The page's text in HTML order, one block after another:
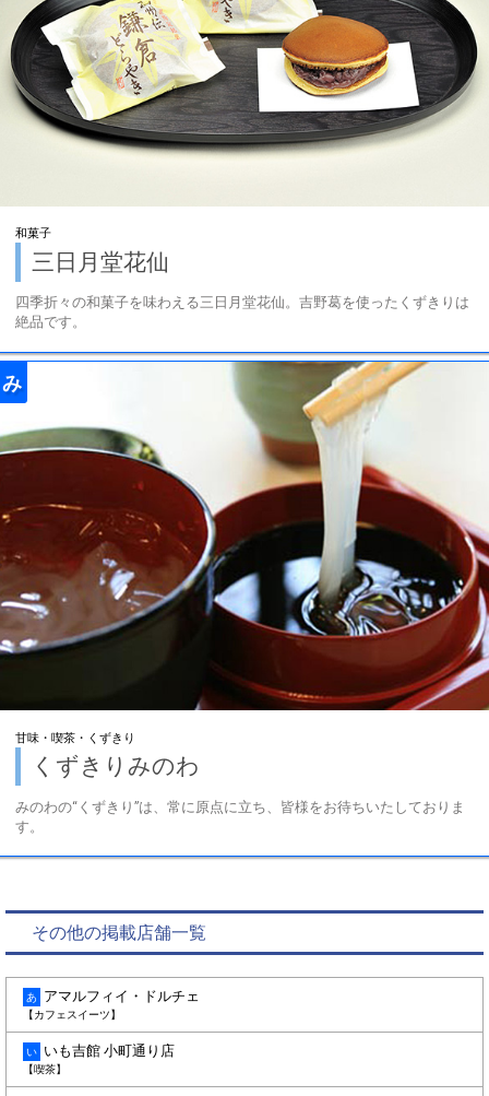
和菓子
三日月堂花仙
四季折々の和菓子を味わえる三日月堂花仙。吉野葛を使ったくずきりは
絶品です。
み
甘味・喫茶・くずきり
くずきりみのわ
みのわの“くずきり”は、常に原点に立ち、皆様をお待ちいたしておりま
す。
その他の掲載店舗一覧
あ アマルフィイ・ドルチェ
【カフェスイーツ】
い いも吉館 小町通り店
【喫茶】